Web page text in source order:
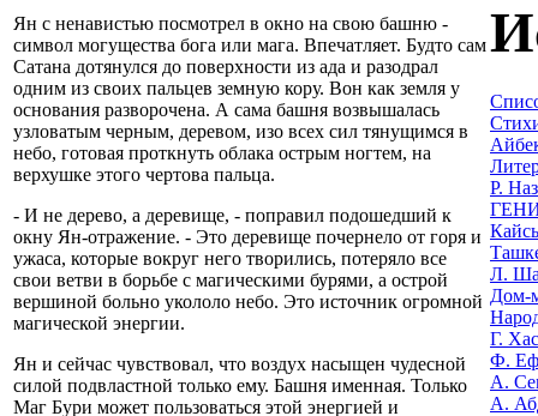
Ян с ненавистью посмотрел в окно на свою башню -
символ могущества бога или мага. Впечатляет. Будто сам
Сатана дотянулся до поверхности из ада и разодрал
одним из своих пальцев земную кору. Вон как земля у
основания разворочена. А сама башня возвышалась
узловатым черным, деревом, изо всех сил тянущимся в
небо, готовая проткнуть облака острым ногтем, на
верхушке этого чертова пальца.
- И не дерево, а деревище, - поправил подошедший к
окну Ян-отражение. - Это деревище почернело от горя и
ужаса, которые вокруг него творились, потеряло все
свои ветви в борьбе с магическими бурями, а острой
вершиной больно укололо небо. Это источник огромной
магической энергии.
Ян и сейчас чувствовал, что воздух насыщен чудесной
силой подвластной только ему. Башня именная. Только
Маг Бури может пользоваться этой энергией и
Р.
Л.
Дом-
Г.
Ф.
А.
А.